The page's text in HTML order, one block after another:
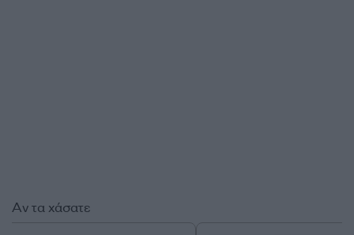
Αν τα χάσατε